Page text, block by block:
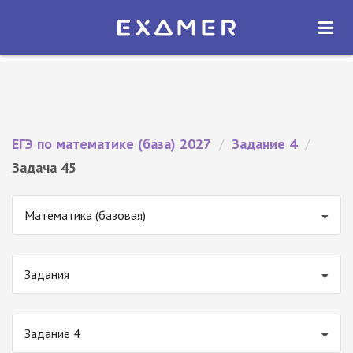
Экзамер — ЕГЭ 2027
ОТКРЫТЬ
ЕГЭ по математике (база) 2027 / Задание 4 /
Задача 45
Математика (базовая)
Задания
Задание 4